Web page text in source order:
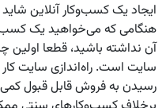
ایجاد یک کسب‌وکار آنلاین
هنگامی که می‌خواهید یک
آن نداشته باشید، قطعا اولین
سایت است. راه‌اندازی سایت
رسیدن به فروش قابل قبول